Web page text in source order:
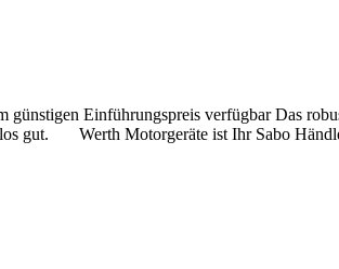
günstigen Einführungspreis verfügbar Das
gut. Werth Motorgeräte ist Ihr Sabo